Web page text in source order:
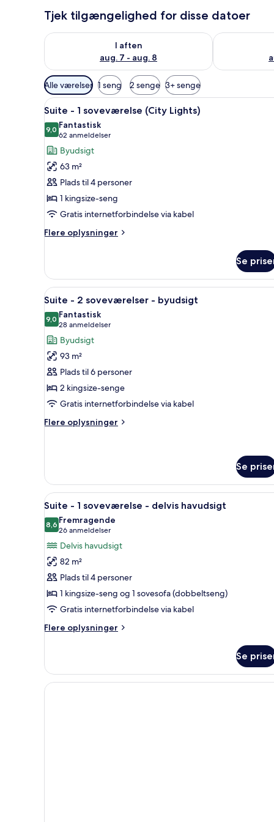
Tjek tilgængelighed for disse datoer
I aften
aug. 7 - aug. 8
Tjek tilgængelighed for i aften aug. 7 - aug. 8
Tjek
Tilgængelige
filtre
for
værelser
Alle værelser 1 seng 2 senge 3+ senge
Indlæs
alle
billeder
af
Suite
-
1
soveværelse
(City
Lights)
Et moderne køkken med
7
Suite - 1 soveværelse (City Lights)
9,09,0 ud af 10
Fantastisk
62 anmeldelser
(62
anmeldelser)
Byudsigt
63 m²
Plads til 4 personer
1 kingsize-seng
Gratis internetforbindelse via kabel
Flere oplysninger
Flere
-
soveværelse
(City
Lights)
Se
Indlæs
alle
billeder
af
Suite
-
2
soveværelser
-
byudsigt
Et moderne køkken med
7
Suite - 2 soveværelser - byudsigt
9,09,0 ud af 10
Fantastisk
28 anmeldelser
(28
anmeldelser)
Byudsigt
93 m²
Plads til 6 personer
2 kingsize-senge
Gratis internetforbindelse via kabel
Flere oplysninger
Flere
2
soveværelser
-
byudsigt
Se
Indlæs
alle
billeder
af
Suite
-
1
soveværelse
-
delvis
Et moderne køkken med
7
Suite - 1 soveværelse - delvis havudsigt
8,68,6 ud af 10
Fremragende
26 anmeldelser
(26
anmeldelser)
Delvis havudsigt
82 m²
Plads til 4 personer
1 kingsize-seng og 1 sovesofa (dobbeltseng)
Gratis internetforbindelse via kabel
Flere oplysninger
Flere
-
soveværelse
Se